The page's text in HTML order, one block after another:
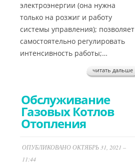
электроэнергии (она нужна
только на розжиг и работу
системы управления); позволяет
самостоятельно регулировать
интенсивность работы;…
читать дальше
Обслуживание
Газовых Котлов
Отопления
ОПУБЛИКОВАНО ОКТЯБРЬ 31, 2021 –
11:44